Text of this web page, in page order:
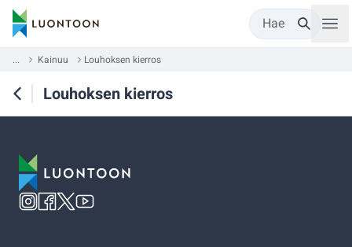
Hae
... Kainuu Louhoksen kierros
Louhoksen kierros